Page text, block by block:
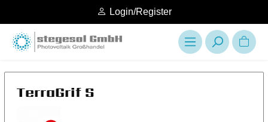
Login/Register
TerraGrif S